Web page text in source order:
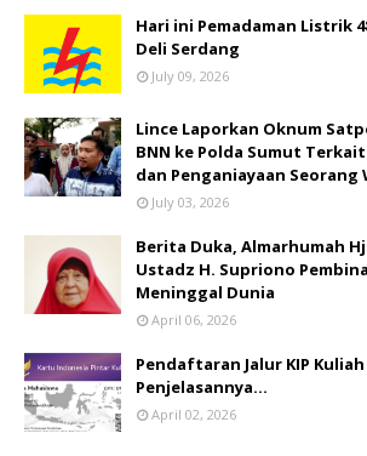
Hari ini Pemadaman Listrik
Deli Serdang
July 09, 2026
Lince Laporkan Oknum
BNN ke Polda Sumut
dan Penganiayaan Seorang
July 03, 2026
Berita Duka, Almarhumah
Ustadz H. Supriono
Meninggal Dunia
April 06, 2026
Pendaftaran Jalur KIP Kuliah
Penjelasannya…
April 02, 2026